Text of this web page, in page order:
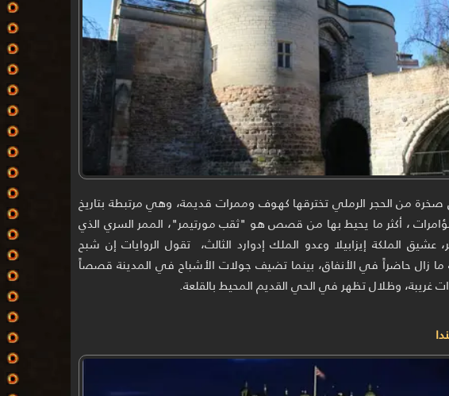
من الحجر الرملي تخترقها كهوف وممرات قديمة، وهي مرتبطة بتاريخ
، أكثر ما يحيط بها من قصص هو "ثقب مورتيمر"، الممر السري الذي
عشيق الملكة إيزابيلا وعدو الملك إدوارد الثالث، تقول الروايات إن شبح
زال حاضراً في الأنفاق، بينما تضيف جولات الأشباح في المدينة قصصاً
وظلال تظهر في الحي القديم المحيط بالقلعة.